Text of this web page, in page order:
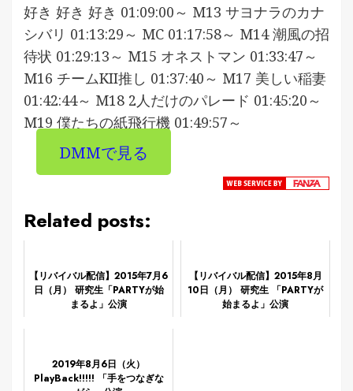
好き 好き 好き 01:09:00～ M13 サヨナラのカナ
シバリ 01:13:29～ MC 01:17:58～ M14 潮風の招
待状 01:29:13～ M15 オネストマン 01:33:47～
M16 チームKII推し 01:37:40～ M17 美しい稲妻
01:42:44～ M18 2人だけのパレード 01:45:20～
M19 僕たちの紙飛行機 01:49:57～
DMMで見る
Related posts:
【リバイバル配信】2015年7月6
日（月） 研究生「PARTYが始
まるよ」公演
【リバイバル配信】2015年8月
10日（月） 研究生 「PARTYが
始まるよ」公演
2019年8月6日（火）
PlayBack!!!!! 「手をつなぎな